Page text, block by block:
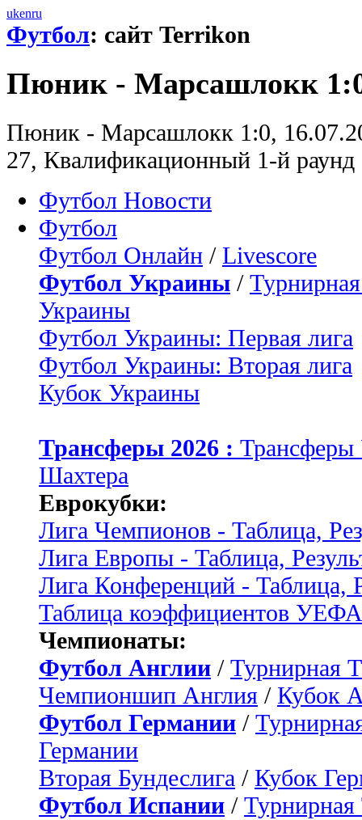
ukenru
Футбол: сайт Terrikon
Пюник - Марсашлокк
Пюник - Марсашлокк 1:0,
27, Квалификационный 1-й раунд
Футбол Новости
Футбол
Футбол Онлайн / Livescore
Футбол Украины /
Украины
Футбол Украины: Первая лига
Футбол Украины: Вторая лига
Кубок Украины
Трансферы 2026 :
Шахтера
Еврокубки:
Лига Чемпионов - Таблица,
Лига Европы - Таблица,
Лига Конференций - Таблица,
Таблица коэффициентов УЕФА
Чемпионаты:
Футбол Англии / Турнирная
Чемпионшип Англия / Кубок
Футбол Германии /
Германии
Вторая Бундеслига / Кубок
Футбол Испании / Турнирная